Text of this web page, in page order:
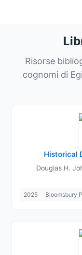
Risorse
cognomi di
Historical
Douglas H.
2025 Bloomsbury